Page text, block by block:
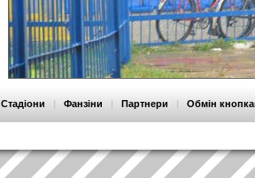
Стадіони | Фанзіни | Партнери | Обмін